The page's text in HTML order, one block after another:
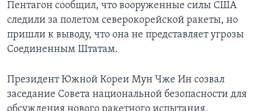
Пентагон сообщил, что вооруженные силы США
следили за полетом северокорейской ракеты, но
пришли к выводу, что она не представляет угрозы
Соединенным Штатам.
Президент Южной Кореи Мун Чже Ин созвал
заседание Совета национальной безопасности для